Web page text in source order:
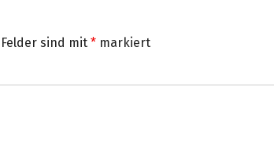
sind mit * markiert